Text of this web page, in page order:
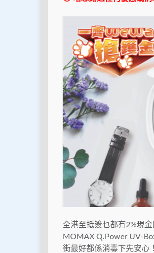
全港至抵簽乜都有2%現
MOMAX Q.Power UV-
街最好都係消毒下先安心！